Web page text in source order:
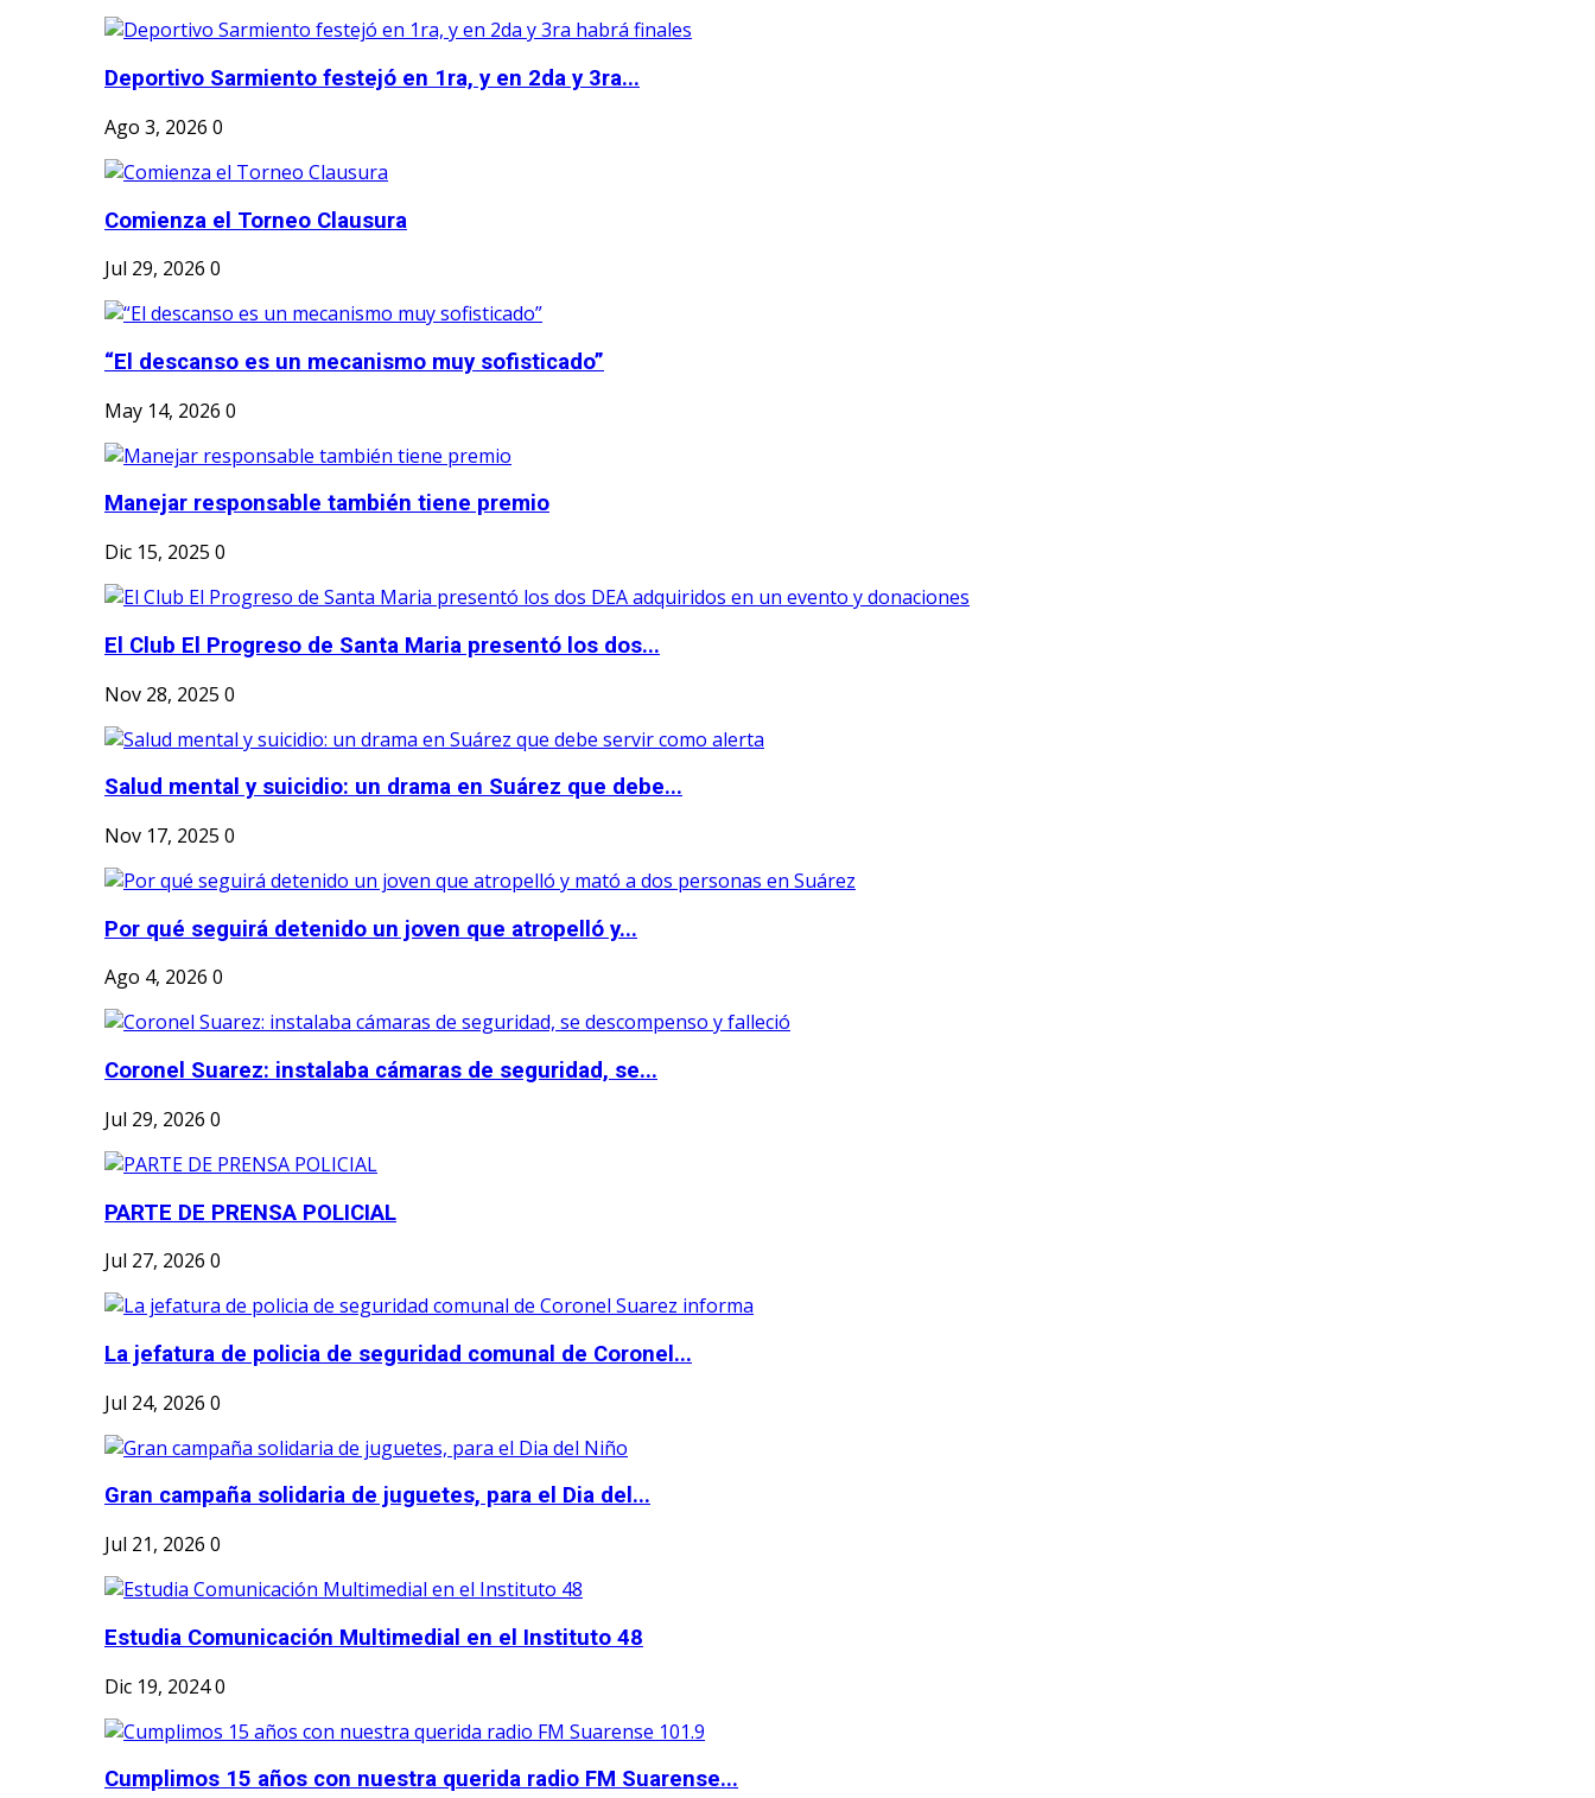
Deportivo Sarmiento festejó en 1ra, y en 2da y 3ra...
Ago 3, 2026 0
Comienza el Torneo Clausura
Jul 29, 2026 0
“El descanso es un mecanismo muy sofisticado”
May 14, 2026 0
Manejar responsable también tiene premio
Dic 15, 2025 0
El Club El Progreso de Santa Maria presentó los dos...
Nov 28, 2025 0
Salud mental y suicidio: un drama en Suárez que debe...
Nov 17, 2025 0
Por qué seguirá detenido un joven que atropelló y...
Ago 4, 2026 0
Coronel Suarez: instalaba cámaras de seguridad, se...
Jul 29, 2026 0
PARTE DE PRENSA POLICIAL
Jul 27, 2026 0
La jefatura de policia de seguridad comunal de Coronel...
Jul 24, 2026 0
Gran campaña solidaria de juguetes, para el Dia del...
Jul 21, 2026 0
Estudia Comunicación Multimedial en el Instituto 48
Dic 19, 20240
Cumplimos 15 años con nuestra querida radio FM Suarense...